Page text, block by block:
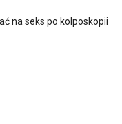
na seks po kolposkopii